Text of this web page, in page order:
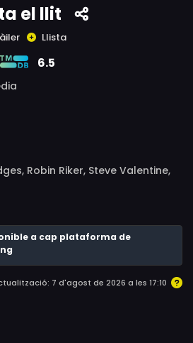
el llit
Llista
6.5
Robin Riker, Steve Valentine,
Hansen, Barry Yourgrau,
Stevens, RuDee Sade,
Frank Gerrish, Isaac Lipscomb,
Hillary J. Walker, Michelle
Giauque, Celesta Davis, Reb
a cap plataforma de
7 d'agost de 2026 a les 17:10